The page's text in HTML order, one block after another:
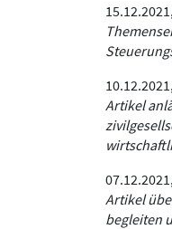
15.12.2021,
10.12.2021,
Artikel
07.12.2021,
Artikel
begleiten